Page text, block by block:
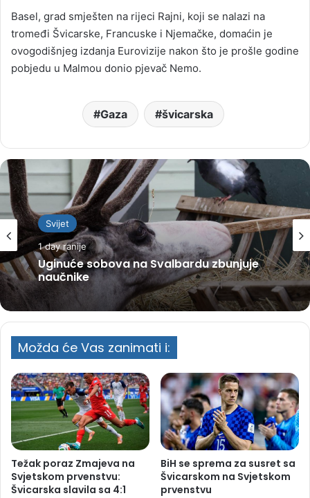
Basel, grad smješten na rijeci Rajni, koji se nalazi na
tromeđi Švicarske, Francuske i Njemačke, domaćin je
ovogodišnjeg izdanja Eurovizije nakon što je prošle godine
pobjedu u Malmou donio pjevač Nemo.
Gaza švicarska
Svijet
1 day ranije
Uginuće sobova na Svalbardu zbunjuje
naučnike
Možda će Vas zanimati i:
Težak poraz Zmajeva na
Svjetskom prvenstvu:
Švicarska slavila sa 4:1
BiH se sprema za susret sa
Švicarskom na Svjetskom
prvenstvu